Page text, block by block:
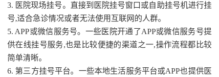
3. 医院现场挂号。直接到医院挂号窗口或自助挂号机进行挂
号,适合急诊情况或者无法使用互联网的人群。
5. APP或微信服务号。一些医院开通了APP或微信服务号提
供在线挂号服务,也是比较便捷的渠道之一,操作流程都比较
简单清晰。
6. 第三方挂号平台。一些本地生活服务平台或APP也提供医